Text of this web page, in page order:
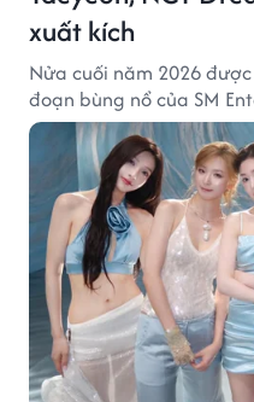
xuất kích
Nửa cuối năm 2026
đoạn bùng nổ của SM